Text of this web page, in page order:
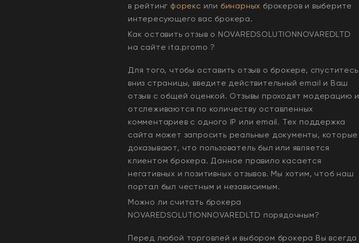
в рейтинг форекс или бинарных брокеров и выберите
интересующего вас брокера.
Как оставить отзыв о NOVAREDSOLUTIONNOVAREDLTD
на сайте ita.promo ?
Для того, чтобы оставить отзыв о брокере, спуститесь
вниз страницы, введите действительный email и Ваш
отзыв с общей оценкой. Отзывы проходят модерацию и
отслеживаются по количеству оставленных
комментариев с одного IP или email. Тех поддержка
сайта может запросить реальные документы, которые
доказывают, что пользователь был или является
клиентом брокера. Данное правило касается
негативных и позитивных отзывов. Мы хотим, чтоб наш
портал был честным и независимым.
Можно ли считать брокера
NOVAREDSOLUTIONNOVAREDLTD порядочным?
Перед любой торговлей и выбором брокера Вы всегда